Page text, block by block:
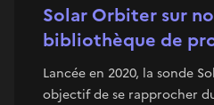
Solar Orbiter sur
bibliothèque de
Lancée en 2020, la sonde
objectif de se rapprocher